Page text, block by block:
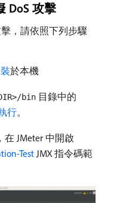
DoS 攻擊
，請依照下列步驟
於本機
bin 目錄中的
行。
在 JMeter 中開啟
Test JMX 指令碼範